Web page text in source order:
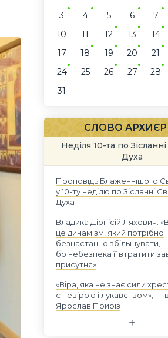
3
4 5 6 7
10
11 12 13 14
17
18 19 20 21
24
25 26 27 28
31
СЛОВО
Неділя 10-та по
Духа
Проповідь Блаженнішого
у 10-ту неділю по Зісланні
Духа
Владика Діонісій Ляхович:
це динамізм, який потрібно
безнастанно збільшувати,
бо небезпека її втратити
присутня»
«Віра, яка не знає сили
є невірою і лукавством», —
Ярослав Приріз